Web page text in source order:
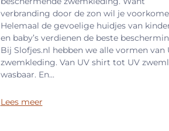
verbranding door de zon wil je
Helemaal de gevoelige huidjes van
en baby’s verdienen de beste
Bij Slofjes.nl hebben we alle vormen van
zwemkleding. Van UV shirt tot UV
wasbaar. En...
Lees meer